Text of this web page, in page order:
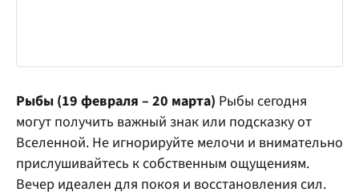
Рыбы (19 февраля – 20 марта) Рыбы сегодня
могут получить важный знак или подсказку от
Вселенной. Не игнорируйте мелочи и внимательно
прислушивайтесь к собственным ощущениям.
Вечер идеален для покоя и восстановления сил.